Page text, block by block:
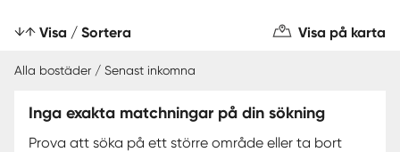
Visa / Sortera Visa på karta
Alla bostäder / Senast inkomna
Inga exakta matchningar på din sökning
Prova att söka på ett större område eller ta bort